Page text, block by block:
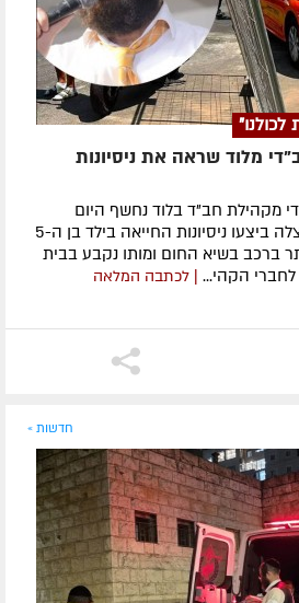
מלוד שראה את ניסיונות
מקהילת חב"ד בלוד נחשף היום
לסיטואציה בה אנשי ההצלה ביצעו ניסיונות החייאה בילד בן ה-5
ברכב בשיא החום ומותו נקבע בבית
הקהי... | לכתבה המלאה
חדשות »